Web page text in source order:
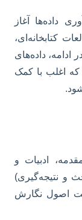
داده‌ها آغاز
کتابخانه‌ای،
ادامه، داده‌های
که اغلب با کمک
ادبیات و
و نتیجه‌گیری)
اصول نگارش